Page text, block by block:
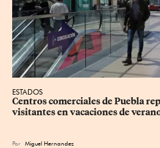
ESTADOS
Centros comerciales de Puebla
visitantes en vacaciones de
Por Miguel Hernandez